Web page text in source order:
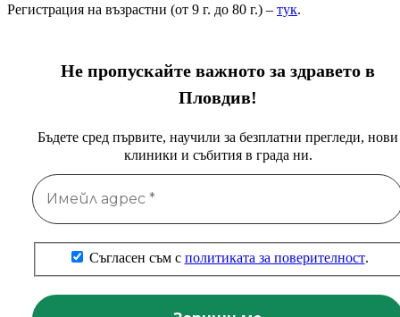
Регистрация на възрастни (от 9 г. до 80 г.) – тук.
Не пропускайте важното за здравето в
Пловдив!
Бъдете сред първите, научили за безплатни прегледи, нови
клиники и събития в града ни.
Съгласен съм с политиката за поверителност.